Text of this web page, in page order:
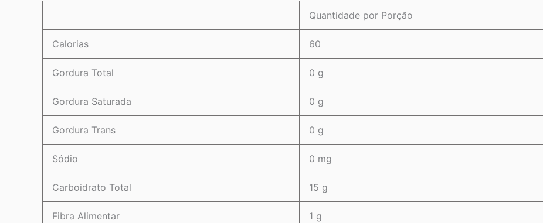
Quantidade por Porção
Calorias 60
Gordura Total 0 g
Gordura Saturada 0 g
Gordura Trans 0 g
Sódio 0 mg
Carboidrato Total 15 g
Fibra Alimentar 1 g